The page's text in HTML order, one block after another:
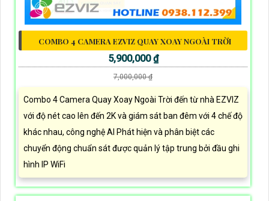
COMBO 4 CAMERA EZVIZ QUAY XOAY NGOÀI TRỜI
5,900,000 ₫
7,000,000 ₫
Combo 4 Camera Quay Xoay Ngoài Trời đến từ nhà EZVIZ
với độ nét cao lên đến 2K và giám sát ban đêm với 4 chế độ
khác nhau, công nghệ AI Phát hiện và phân biệt các
chuyển động chuẩn sát được quản lý tập trung bởi đầu ghi
hình IP WiFi